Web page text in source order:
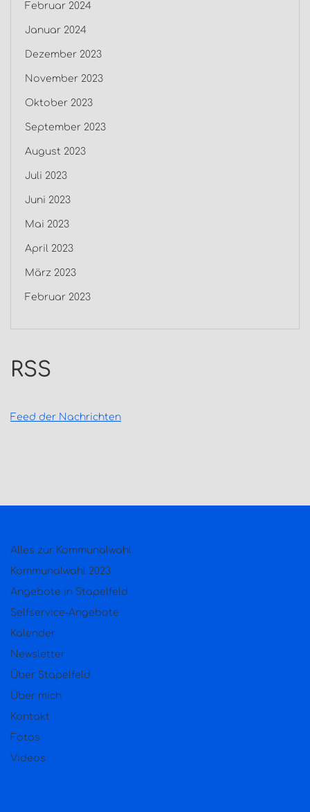
Februar 2024
Januar 2024
Dezember 2023
November 2023
Oktober 2023
September 2023
August 2023
Juli 2023
Juni 2023
Mai 2023
April 2023
März 2023
Februar 2023
RSS
Feed der Nachrichten
Alles zur Kommunalwahl
Kommunalwahl 2023
Angebote in Stapelfeld
Selfservice-Angebote
Kalender
Newsletter
Über Stapelfeld
Über mich
Kontakt
Fotos
Videos